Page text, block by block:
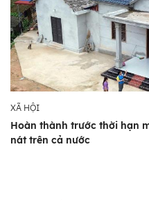
XÃ HỘI
Hoàn thành trước thời hạn
nát trên cả nước